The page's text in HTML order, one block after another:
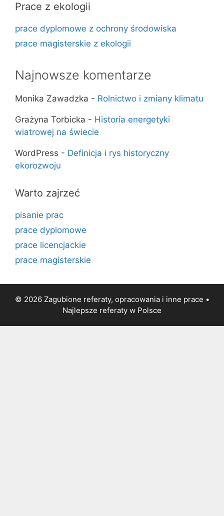
Prace z ekologii
prace dyplomowe z ochrony środowiska
prace magisterskie z ekologii
Najnowsze komentarze
Monika Zawadzka - Rolnictwo i zmiany klimatu
Grażyna Torbicka - Historia energetyki
wiatrowej na świecie
WordPress - Definicja i rys historyczny
ekorozwoju
Warto zajrzeć
pisanie prac
prace dyplomowe
prace licencjackie
prace magisterskie
© 2026 Zagubione referaty, opracowania i inne prace •
Najlepsze referaty w Polsce